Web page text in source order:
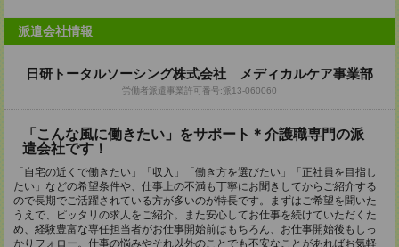
派遣会社情報
日研トータルソーシング株式会社 メディカルケア事業部
労働者派遣事業許可番号:派13-060060
「こんな風に働きたい」をサポート＊介護職専門の派
遣会社です！
「自宅の近くで働きたい」「収入」「働き方を選びたい」「正社員を目指し
たい」などの希望条件や、仕事上の不満も丁寧にお聞きしてからご紹介する
ので長期でご活躍されている方が多いのが特長です。まずはご希望を聞いた
うえで、ピッタリの求人をご紹介。また安心してお仕事を続けていただくた
め、経験豊富な専任担当者がお仕事開始前はもちろん、お仕事開始後もしっ
かりフォロー。仕事の悩みやそれ以外のことでも不安なことがあればお気軽